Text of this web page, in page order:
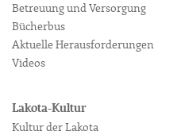
Betreuung und Versorgung
Bücherbus
Aktuelle Herausforderungen
Videos
Lakota-Kultur
Kultur der Lakota